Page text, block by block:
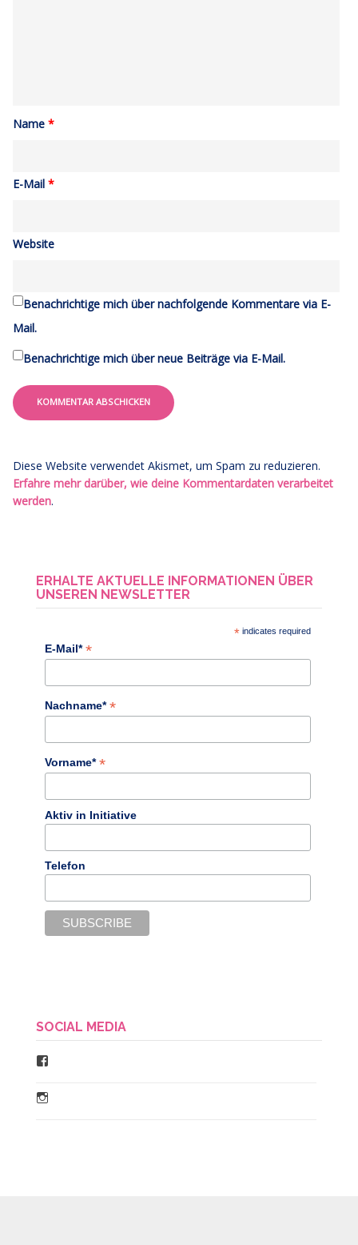
Name*
E-Mail*
Website
Benachrichtige mich über nachfolgende Kommentare via E-
Mail.
Benachrichtige mich über neue Beiträge via E-Mail.
Diese Website verwendet Akismet, um Spam zu reduzieren.
Erfahre mehr darüber, wie deine Kommentardaten verarbeitet
werden.
ERHALTE AKTUELLE INFORMATIONEN ÜBER
UNSEREN NEWSLETTER
* indicates required
E-Mail**
Nachname**
Vorname**
Aktiv in Initiative
Telefon
SOCIAL MEDIA
Facebook
Instagram